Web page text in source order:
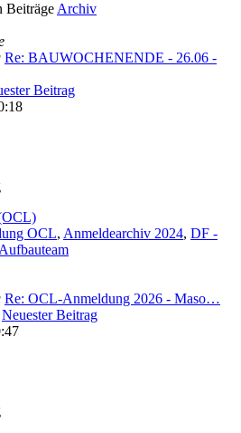
Archiv
Re: BAUWOCHENENDE - 26.06 -
Beitrag
OCL, Anmeldearchiv 2024, DF -
Re: OCL-Anmeldung 2026 - Maso…
Neuester Beitrag